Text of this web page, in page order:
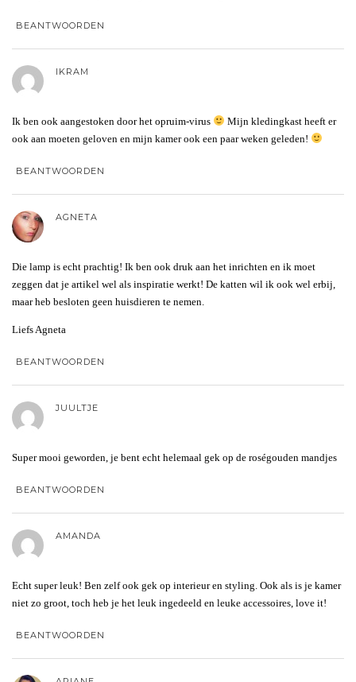
BEANTWOORDEN
IKRAM
Ik ben ook aangestoken door het opruim-virus
Mijn kledingkast heeft er
ook aan moeten geloven en mijn kamer ook een paar weken geleden!
BEANTWOORDEN
AGNETA
Die lamp is echt prachtig! Ik ben ook druk aan het inrichten en ik moet
zeggen dat je artikel wel als inspiratie werkt! De katten wil ik ook wel erbij,
maar heb besloten geen huisdieren te nemen.
Liefs Agneta
BEANTWOORDEN
JUULTJE
Super mooi geworden, je bent echt helemaal gek op de roségouden mandjes
BEANTWOORDEN
AMANDA
Echt super leuk! Ben zelf ook gek op interieur en styling. Ook als is je kamer
niet zo groot, toch heb je het leuk ingedeeld en leuke accessoires, love it!
BEANTWOORDEN